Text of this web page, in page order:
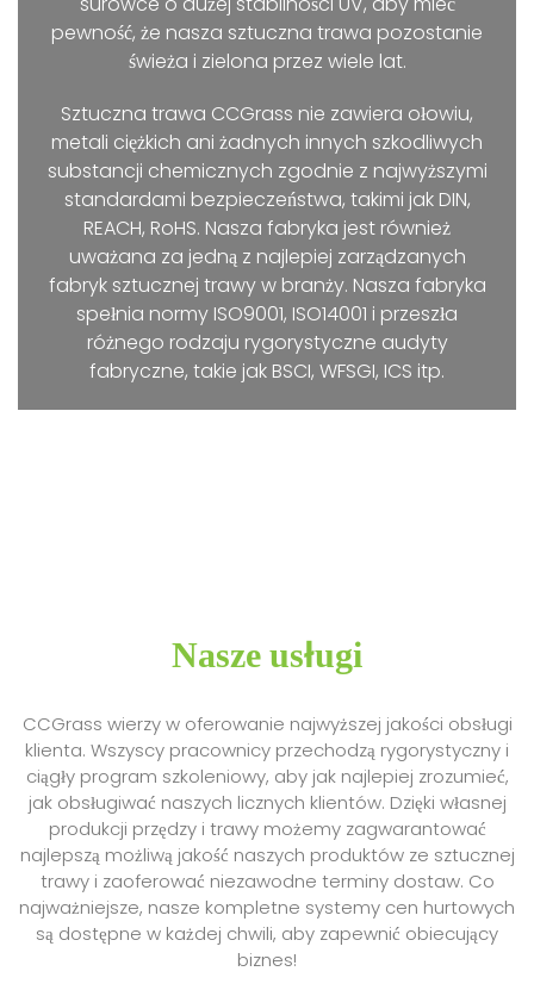
pewność, że nasza sztuczna trawa pozostanie
świeża i zielona przez wiele lat.
Sztuczna trawa CCGrass nie zawiera ołowiu,
metali ciężkich ani żadnych innych szkodliwych
substancji chemicznych zgodnie z najwyższymi
standardami bezpieczeństwa, takimi jak DIN,
REACH, RoHS. Nasza fabryka jest również
uważana za jedną z najlepiej zarządzanych
fabryk sztucznej trawy w branży. Nasza fabryka
spełnia normy ISO9001, ISO14001 i przeszła
różnego rodzaju rygorystyczne audyty
fabryczne, takie jak BSCI, WFSGI, ICS itp.
Nasze usługi
CCGrass wierzy w oferowanie najwyższej jakości obsługi
klienta. Wszyscy pracownicy przechodzą rygorystyczny i
ciągły program szkoleniowy, aby jak najlepiej zrozumieć,
jak obsługiwać naszych licznych klientów. Dzięki własnej
produkcji przędzy i trawy możemy zagwarantować
najlepszą możliwą jakość naszych produktów ze sztucznej
trawy i zaoferować niezawodne terminy dostaw. Co
najważniejsze, nasze kompletne systemy cen hurtowych
są dostępne w każdej chwili, aby zapewnić obiecujący
biznes!